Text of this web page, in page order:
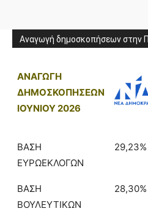
Αναγωγή δημοσκοπήσεων στην
ΑΝΑΓΩΓΗ
ΔΗΜΟΣΚΟΠΗΣΕΩΝ
ΙΟΥΝΙΟΥ 2026
ΒΑΣΗ
ΕΥΡΩΕΚΛΟΓΩΝ
29,23%
ΒΑΣΗ
ΒΟΥΛΕΥΤΙΚΩΝ
28,30%